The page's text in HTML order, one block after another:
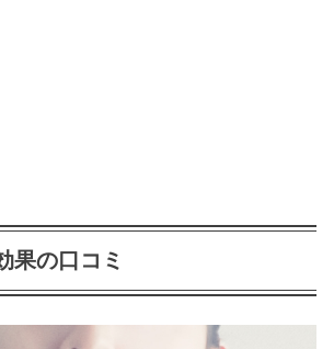
果の口コミ